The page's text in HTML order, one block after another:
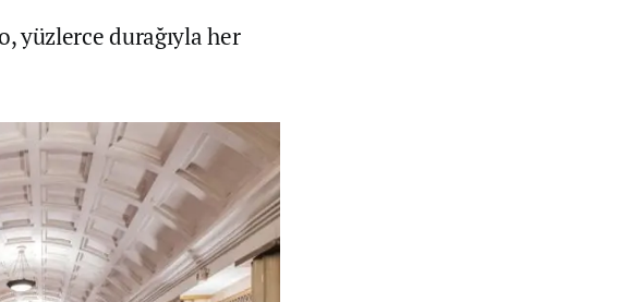
yüzlerce durağıyla her